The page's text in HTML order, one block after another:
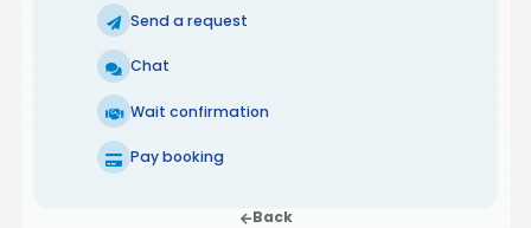
Send a request
Chat
Wait confirmation
Pay booking
Back